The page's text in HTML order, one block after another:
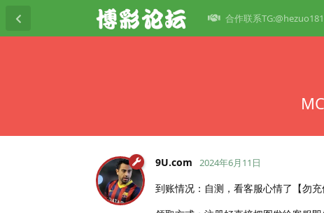
合作联系
9U.​com 2024年6月11日
到账情况：自测，看客服心情了【勿充